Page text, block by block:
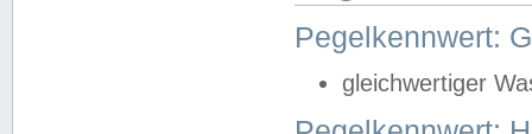
Pegelkennwert:
gleichwertiger